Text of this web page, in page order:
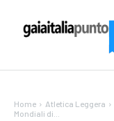
Home Atletica Leggera
Mondiali di...